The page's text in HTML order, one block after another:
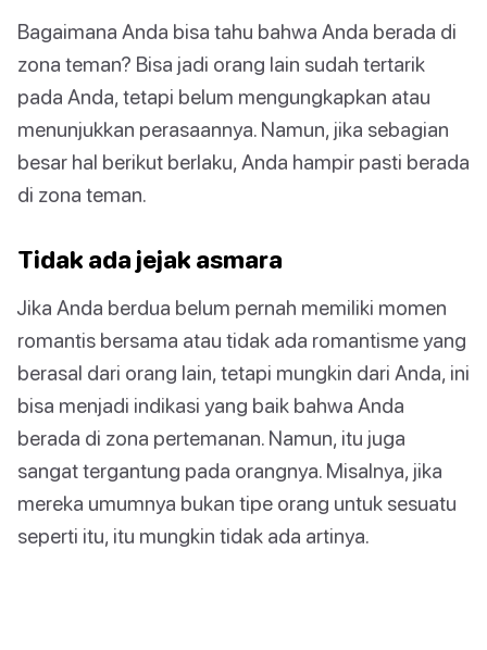
Bagaimana Anda bisa tahu bahwa Anda berada di
zona teman? Bisa jadi orang lain sudah tertarik
pada Anda, tetapi belum mengungkapkan atau
menunjukkan perasaannya. Namun, jika sebagian
besar hal berikut berlaku, Anda hampir pasti berada
di zona teman.
Tidak ada jejak asmara
Jika Anda berdua belum pernah memiliki momen
romantis bersama atau tidak ada romantisme yang
berasal dari orang lain, tetapi mungkin dari Anda, ini
bisa menjadi indikasi yang baik bahwa Anda
berada di zona pertemanan. Namun, itu juga
sangat tergantung pada orangnya. Misalnya, jika
mereka umumnya bukan tipe orang untuk sesuatu
seperti itu, itu mungkin tidak ada artinya.